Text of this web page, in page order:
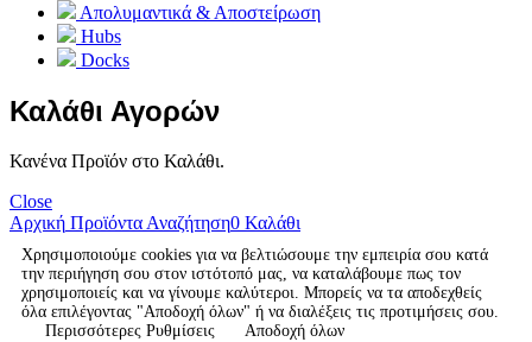
Απολυμαντικά & Αποστείρωση
Hubs
Docks
Καλάθι Αγορών
Κανένα Προϊόν στο Καλάθι.
Close
Αρχική ΠροϊόνταΑναζήτηση0 Καλάθι
Χρησιμοποιούμε cookies για να βελτιώσουμε την εμπειρία σου κατά
την περιήγηση σου στον ιστότοπό μας, να καταλάβουμε πως τον
χρησιμοποιείς και να γίνουμε καλύτεροι. Μπορείς να τα αποδεχθείς
όλα επιλέγοντας "Αποδοχή όλων" ή να διαλέξεις τις προτιμήσεις σου.
Περισσότερες Ρυθμίσεις
Αποδοχή όλων